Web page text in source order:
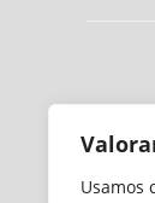
Usamos